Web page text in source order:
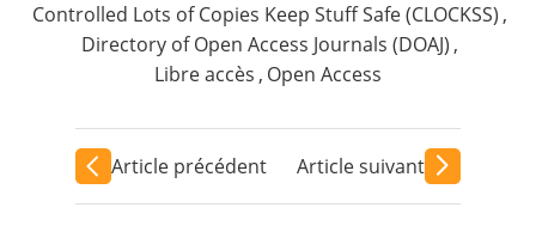
Controlled Lots of Copies Keep Stuff Safe (CLOCKSS) ,
Directory of Open Access Journals (DOAJ) ,
Libre accès , Open Access
Article précédent Article suivant